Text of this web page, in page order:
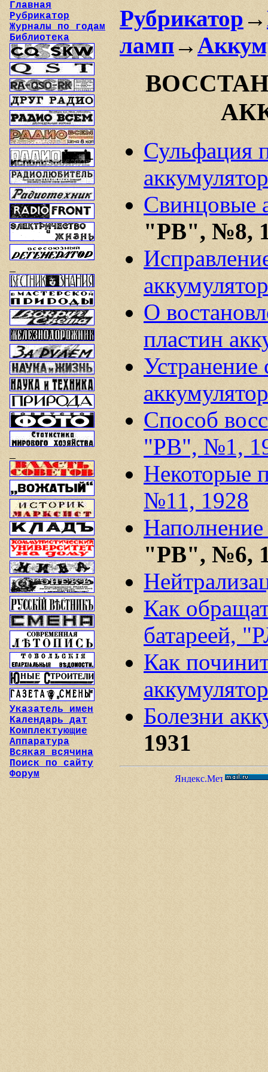
Главная
Рубрикатор
Журналы по годам
Библиотека
Указатель имен
Календарь дат
Комплектующие
Аппаратура
Всякая всячина
Поиск по сайту
Форум
Рубрикатор →
ламп→
Сульфация
Свинцовые
"РВ", №8,
О
пластин
Устранение
Способ
"РВ", №1,
Некоторые
№11, 1928
Наполнение
"РВ", №6,
Как
батареей,
Как
аккумулятор
Болезни
1931